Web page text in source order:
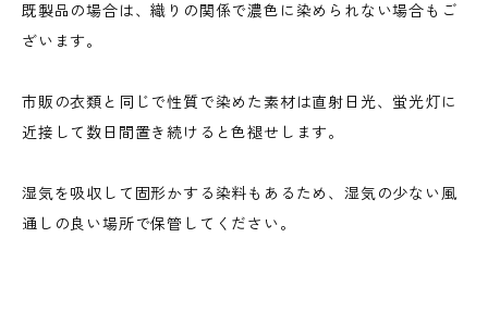
既製品の場合は、織りの関係で濃色に染められない場合もご
ざいます。
市販の衣類と同じで性質で染めた素材は直射日光、蛍光灯に
近接して数日間置き続けると色褪せします。
湿気を吸収して固形かする染料もあるため、湿気の少ない風
通しの良い場所で保管してください。